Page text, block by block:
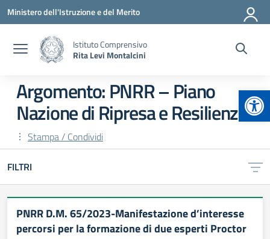
Vai ai contenuti
Vai al menu di navigazione
Vai al footer
Ministero dell'Istruzione e del Merito
Istituto Comprensivo
Rita Levi Montalcini
Argomento: PNRR – Piano
Nazione di Ripresa e Resilienza
Stampa / Condividi
FILTRI
PNRR D.M. 65/2023-Manifestazione d’interesse
percorsi per la formazione di due esperti Proctor